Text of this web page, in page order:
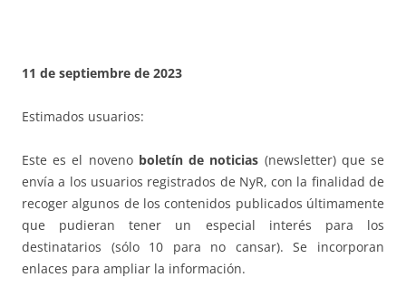
11 de septiembre de 2023
Estimados usuarios:
Este es el noveno boletín de noticias (newsletter) que se
envía a los usuarios registrados de NyR, con la finalidad de
recoger algunos de los contenidos publicados últimamente
que pudieran tener un especial interés para los
destinatarios (sólo 10 para no cansar). Se incorporan
enlaces para ampliar la información.